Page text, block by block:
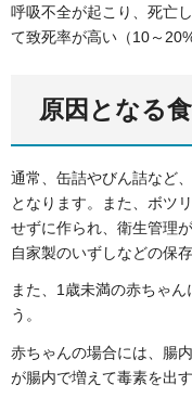
呼吸不全が起こり、死亡
て致死率が高い（10～
原因となる
通常、缶詰やびん詰など
となります。また、ボツ
せずに作られ、衛生管理
自家製のいずしなどの保
また、1歳未満の赤ちゃ
う。
赤ちゃんの場合には、腸
が腸内で増えて毒素を出